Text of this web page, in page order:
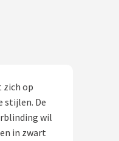
zich op
stijlen. De
wil
in zwart